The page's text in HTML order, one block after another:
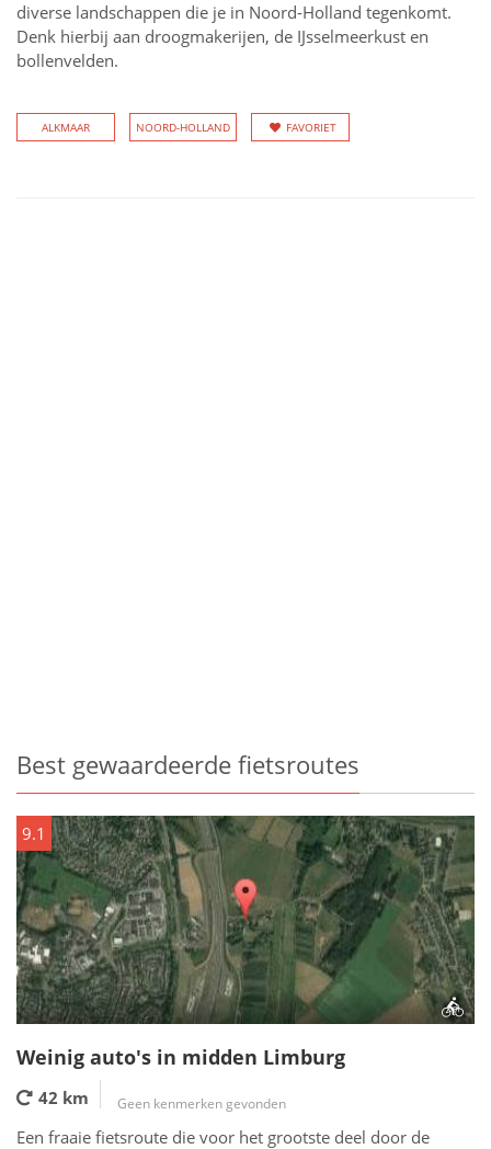
diverse landschappen die je in Noord-Holland tegenkomt.
Denk hierbij aan droogmakerijen, de IJsselmeerkust en
bollenvelden.
ALKMAAR NOORD-HOLLAND FAVORIET
Best gewaardeerde fietsroutes
9.1
Weinig auto's in midden Limburg
42 km Geen kenmerken gevonden
Een fraaie fietsroute die voor het grootste deel door de